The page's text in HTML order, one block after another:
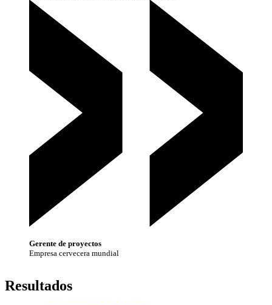
Gerente de proyectos
Empresa cervecera mundial
Resultados